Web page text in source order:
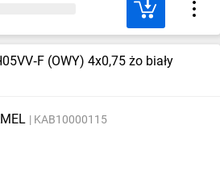
(OWY) 4x0,75 żo biały
KAB10000115